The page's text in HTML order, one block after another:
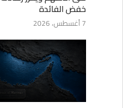
خفض الفائدة
7 أغسطس، 2026